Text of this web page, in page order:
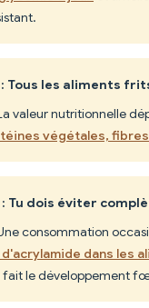
: Tous les aliments
valeur nutritionnelle
végétales,
: Tu dois éviter
consommation
dans les
fait le développement